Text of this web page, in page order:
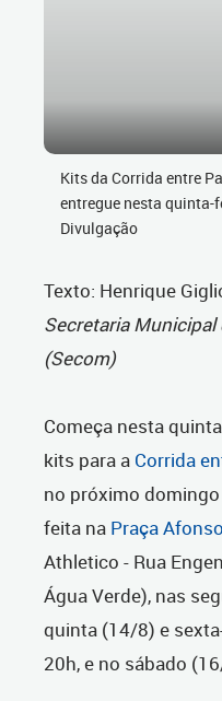
Kits da Corrida entre
entregue nesta
Divulgação
Texto: Henrique
Secretaria
(Secom)
Começa nesta
kits para a Corrida
no próximo
feita na Praça
Athletico - Rua
Água Verde), nas
quinta (14/8) e
20h, e no sábado